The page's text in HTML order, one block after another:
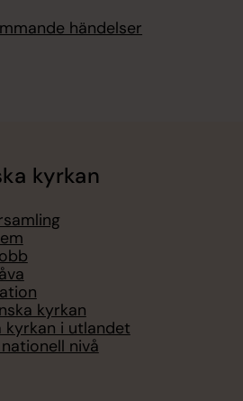
händelser
kyrkan
kyrkan
kyrkan i utlandet
nivå